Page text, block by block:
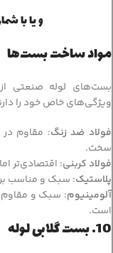
و یا با
مواد ساخت بست‌ها
بست‌های لوله صنعتی
ویژگی‌های خاص خود را
فولاد ضد زنگ: مقاوم در
سخت.
فولاد کربنی: اقتصادی‌تر
پلاستیک: سبک و مناسب
آلومینیوم: سبک و مقاوم
است.
10. بست گلابی لوله